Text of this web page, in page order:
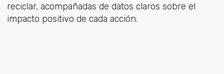
reciclar, acompañadas de datos claros sobre el
impacto positivo de cada acción.